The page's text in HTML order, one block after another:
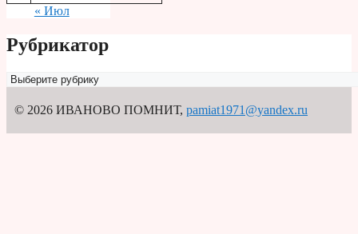
« Июл
Рубрикатор
Рубрикатор
© 2026 ИВАНОВО ПОМНИТ, pamiat1971@yandex.ru